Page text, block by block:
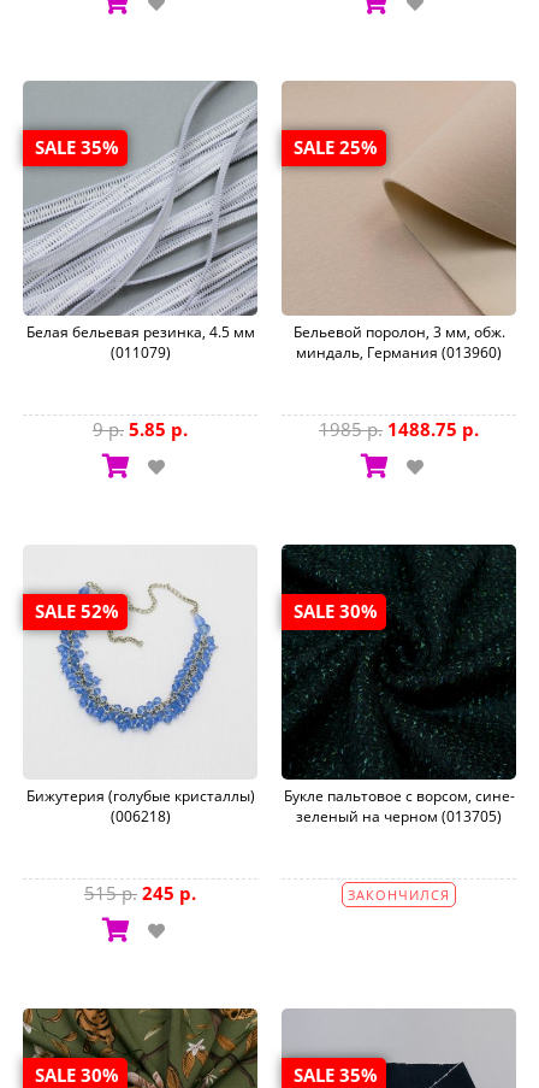
SALE 35%
Белая бельевая резинка, 4.5 мм
(011079)
9 р. 5.85 р.
SALE 25%
Бельевой поролон, 3 мм, обж.
миндаль, Германия (013960)
1985 р. 1488.75 р.
SALE 52%
Бижутерия (голубые кристаллы)
(006218)
515 р. 245 р.
SALE 30%
Букле пальтовое с ворсом, сине-
зеленый на черном (013705)
ЗАКОНЧИЛСЯ
SALE 30% SALE 35%